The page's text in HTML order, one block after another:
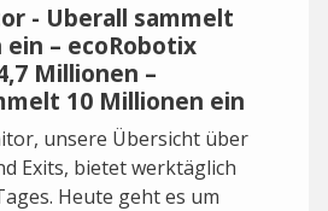
- Uberall sammelt
– ecoRobotix
Millionen –
10 Millionen ein
unsere Übersicht über
Exits, bietet werktäglich
Heute geht es um